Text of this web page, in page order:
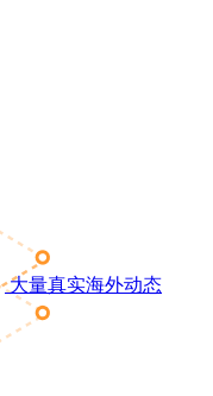
大量真实海外动态